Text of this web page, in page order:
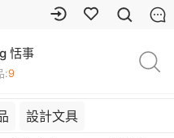
恬事
:9
設計文具